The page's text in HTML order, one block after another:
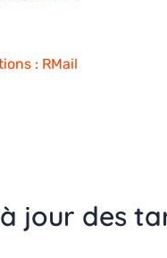
: RMail
jour des